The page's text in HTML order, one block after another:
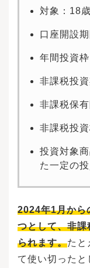
対象：18
口座開設
年間投資
非課税投
非課税保
非課税投
投資対象
た一定の
2024年1月から
つとして、非
られます。たと
て使い切った